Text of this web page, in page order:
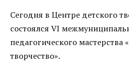
Сегодня в Центре детского
состоялся VI
педагогического мастерства
творчество».